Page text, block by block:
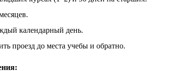
календарный день.
проезд до места учебы и обратно.